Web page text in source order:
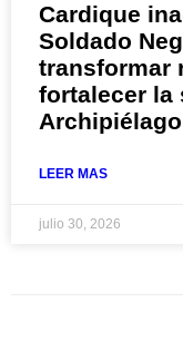
Cardique
Soldado
transformar
fortalecer la
LEER MAS
julio 30, 2026